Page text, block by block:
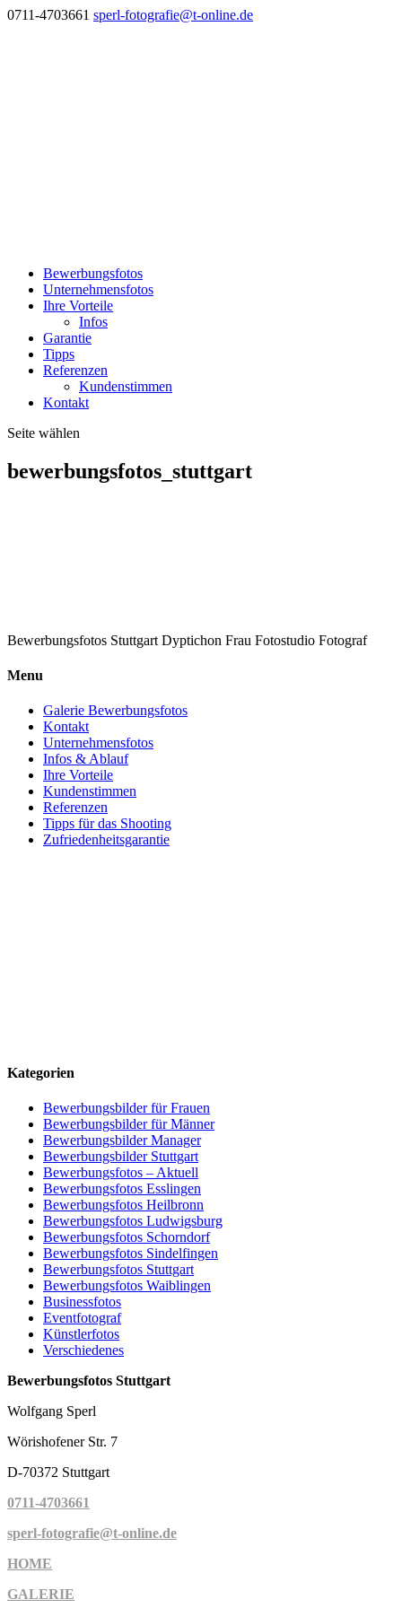
0711-4703661 sperl-fotografie@t-online.de
Bewerbungsfotos
Unternehmensfotos
Ihre Vorteile
Infos
Garantie
Tipps
Referenzen
Kundenstimmen
Kontakt
Seite wählen
bewerbungsfotos_stuttgart
Bewerbungsfotos Stuttgart Dyptichon Frau Fotostudio Fotograf
Menu
Galerie Bewerbungsfotos
Kontakt
Unternehmensfotos
Infos & Ablauf
Ihre Vorteile
Kundenstimmen
Referenzen
Tipps für das Shooting
Zufriedenheitsgarantie
Kategorien
Bewerbungsbilder für Frauen
Bewerbungsbilder für Männer
Bewerbungsbilder Manager
Bewerbungsbilder Stuttgart
Bewerbungsfotos – Aktuell
Bewerbungsfotos Esslingen
Bewerbungsfotos Heilbronn
Bewerbungsfotos Ludwigsburg
Bewerbungsfotos Schorndorf
Bewerbungsfotos Sindelfingen
Bewerbungsfotos Stuttgart
Bewerbungsfotos Waiblingen
Businessfotos
Eventfotograf
Künstlerfotos
Verschiedenes
Bewerbungsfotos Stuttgart
Wolfgang Sperl
Wörishofener Str. 7
D-70372 Stuttgart
0711-4703661
sperl-fotografie@t-online.de
HOME
GALERIE